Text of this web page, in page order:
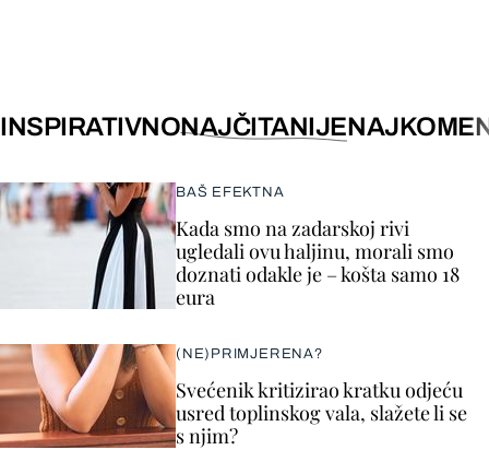
INSPIRATIVNONAJČITANIJE
BAŠ EFEKTNA
Kada smo na zadarskoj rivi
ugledali ovu haljinu, morali smo
doznati odakle je – košta samo 18
eura
(NE)PRIMJERENA?
Svećenik kritizirao kratku odjeću
usred toplinskog vala, slažete li se
s njim?